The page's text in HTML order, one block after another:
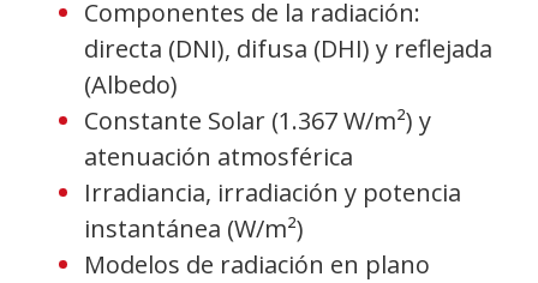
Componentes de la radiación:
directa (DNI), difusa (DHI) y reflejada
(Albedo)
Constante Solar (1.367 W/m²) y
atenuación atmosférica
Irradiancia, irradiación y potencia
instantánea (W/m²)
Modelos de radiación en plano